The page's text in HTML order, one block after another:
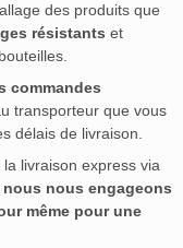
des produits que
résistants et
commandes
transporteur que vous
délais de livraison.
livraison express via
nous nous engageons
même pour une